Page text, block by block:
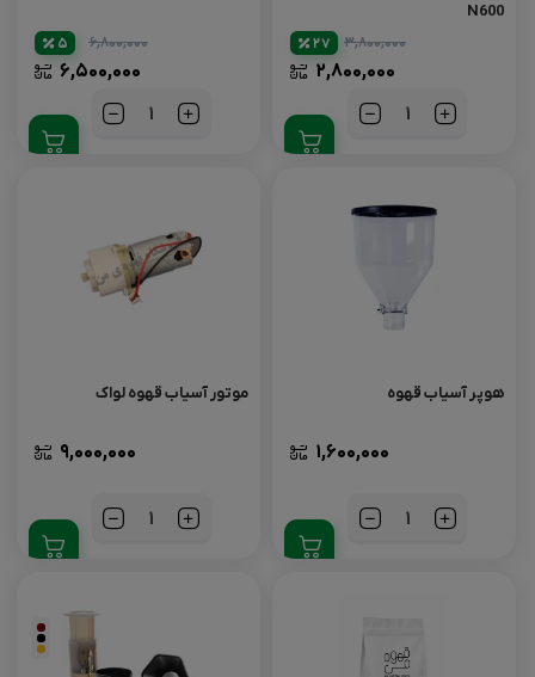
N600
۳,۸۰۰,۰۰۰
۲,۸۰۰,۰۰۰
27
تعداد
۶,۸۰۰,۰۰۰
۶,۵۰۰,۰۰۰
5
تعداد
هوپر آسیاب قهوه
۱,۶۰۰,۰۰۰
تعداد
موتور آسیاب قهوه لواک
۹,۰۰۰,۰۰۰
تعداد